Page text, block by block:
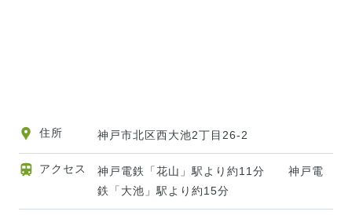
住所 神戸市北区西大池2丁目26-2
アクセス
神戸電鉄「花山」駅より約11分 神戸電
鉄「大池」駅より約15分